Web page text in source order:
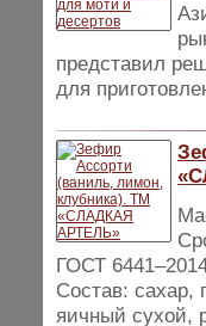
представил
для
ГОСТ
Состав: сахар,
яичный сухой,